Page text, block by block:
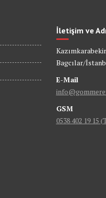
İletişim ve
Bagcılar/
E-Mail
GSM
0538 402 19 15